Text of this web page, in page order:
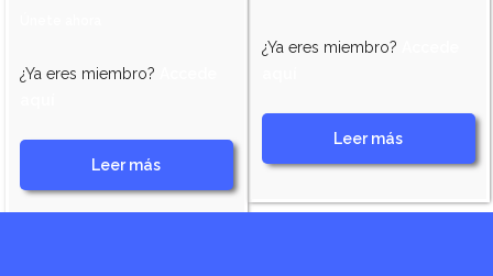
¿Ya eres miembro?
Leer más
¿Ya eres miembro?
Leer más